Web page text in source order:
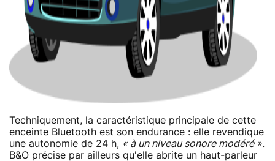
Techniquement, la caractéristique principale de cette
enceinte Bluetooth est son endurance : elle revendique
une autonomie de 24 h, « à un niveau sonore modéré ».
B&O précise par ailleurs qu'elle abrite un haut-parleur